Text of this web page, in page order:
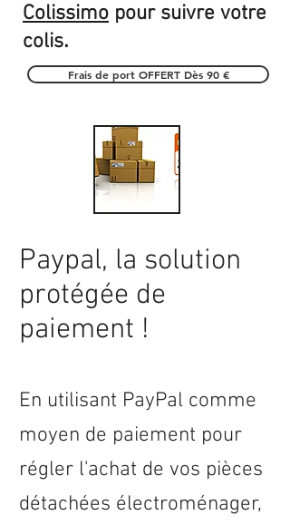
Colissimo pour suivre votre
colis.
Frais de port OFFERT Dès 90 €
Paypal, la solution
protégée de
paiement !
En utilisant PayPal comme
moyen de paiement pour
régler l'achat de vos pièces
détachées électroménager,